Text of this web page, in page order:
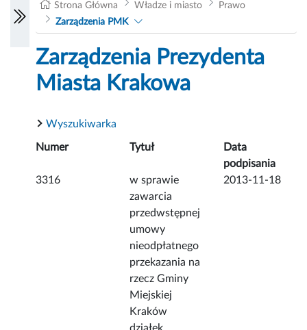
Strona Główna Władze i miasto
Prawo
Zarządzenia PMK
Zarządzenia Prezydenta
Miasta Krakowa
Wyszukiwarka
Numer Tytuł
Data
podpisania
3316
w sprawie
zawarcia
przedwstępnej
umowy
nieodpłatnego
przekazania na
rzecz Gminy
Miejskiej
Kraków
2013-11-18